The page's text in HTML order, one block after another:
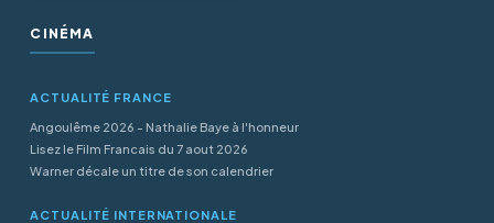
CINÉMA
ACTUALITÉ FRANCE
Angoulême 2026 - Nathalie Baye à l'honneur
Lisez le Film Francais du 7 aout 2026
Warner décale un titre de son calendrier
ACTUALITÉ INTERNATIONALE